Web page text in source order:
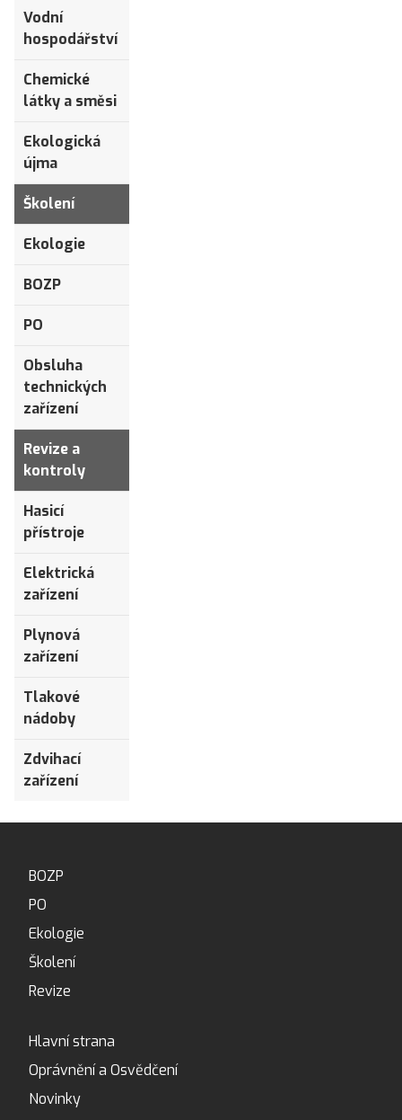
Vodní
hospodářství
Chemické
látky a směsi
Ekologická
újma
Školení
Ekologie
BOZP
PO
Obsluha
technických
zařízení
Revize a
kontroly
Hasicí
přístroje
Elektrická
zařízení
Plynová
zařízení
Tlakové
nádoby
Zdvihací
zařízení
BOZP
PO
Ekologie
Školení
Revize
Hlavní strana
Oprávnění a Osvědčení
Novinky